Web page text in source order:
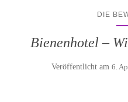
DIE
Bienenhotel –
Veröffentlicht am 6.